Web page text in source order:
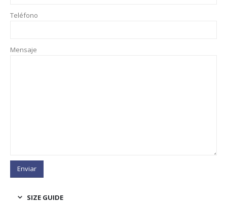
Teléfono
Mensaje
SIZE GUIDE